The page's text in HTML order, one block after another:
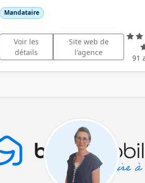
Mandataire
Voir les
détails
Site web de
l'agence
91